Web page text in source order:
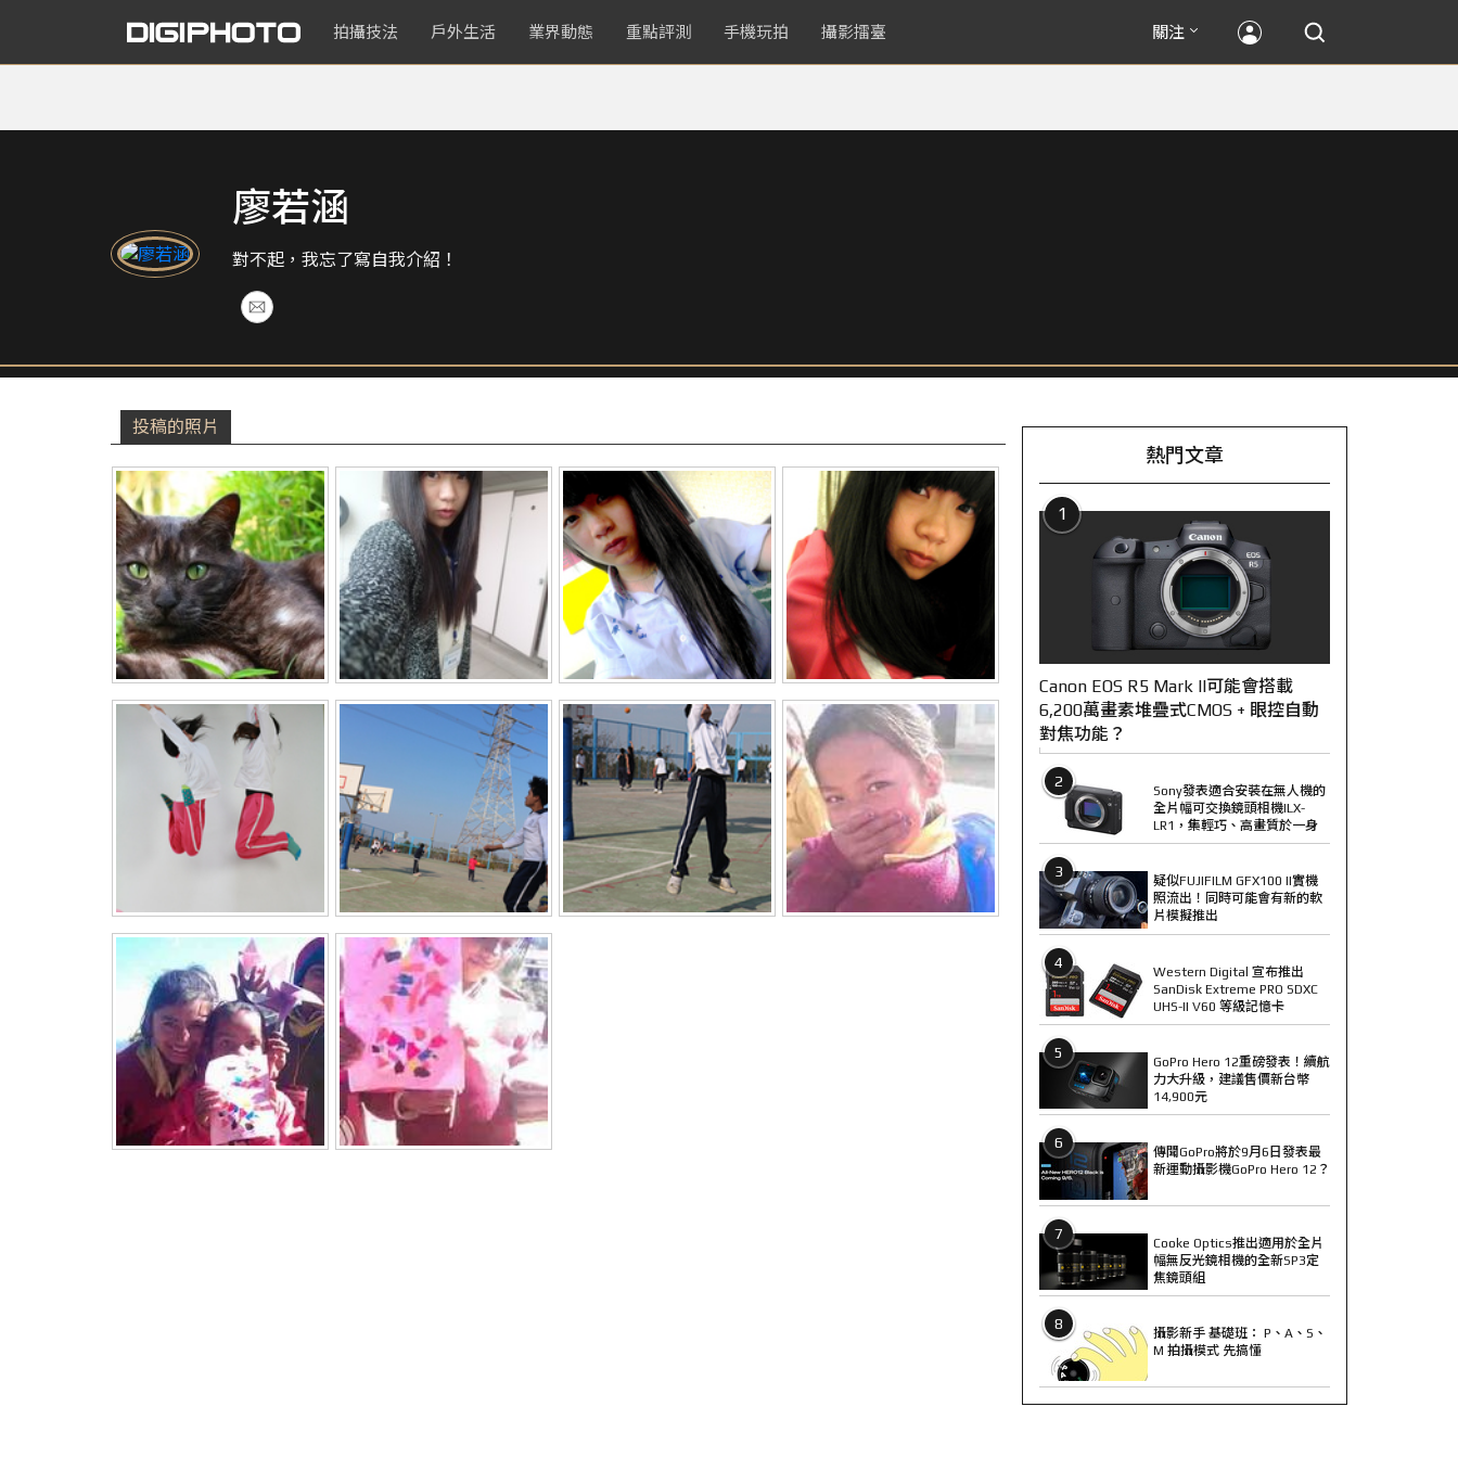
拍攝技法 戶外生活 業界動態 重點評測 手機玩拍 攝影擂臺 關注
廖若涵
對不起，我忘了寫自我介紹！
投稿的照片
熱門文章
1
Canon EOS R5 Mark II可能會搭載
6,200萬畫素堆疊式CMOS + 眼控自動
對焦功能？
2
Sony發表適合安裝在無人機的
全片幅可交換鏡頭相機ILX-
LR1，集輕巧、高畫質於一身
3
疑似FUJIFILM GFX100 II實機
照流出！同時可能會有新的軟
片模擬推出
4
Western Digital 宣布推出
SanDisk Extreme PRO SDXC
UHS-II V60 等級記憶卡
5
GoPro Hero 12重磅發表！續航
力大升級，建議售價新台幣
14,900元
6
傳聞GoPro將於9月6日發表最
新運動攝影機GoPro Hero 12？
7
Cooke Optics推出適用於全片
幅無反光鏡相機的全新SP3定
焦鏡頭組
8
攝影新手 基礎班： P、A、S、
M 拍攝模式 先搞懂